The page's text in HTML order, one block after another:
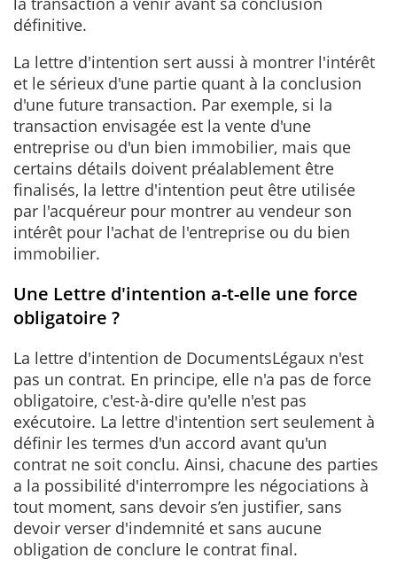
définitive.
La lettre d'intention sert aussi à montrer l'intérêt
et le sérieux d'une partie quant à la conclusion
d'une future transaction. Par exemple, si la
transaction envisagée est la vente d'une
entreprise ou d'un bien immobilier, mais que
certains détails doivent préalablement être
finalisés, la lettre d'intention peut être utilisée
par l'acquéreur pour montrer au vendeur son
intérêt pour l'achat de l'entreprise ou du bien
immobilier.
Une Lettre d'intention a-t-elle une force
obligatoire ?
La lettre d'intention de DocumentsLégaux n'est
pas un contrat. En principe, elle n'a pas de force
obligatoire, c'est-à-dire qu'elle n'est pas
exécutoire. La lettre d'intention sert seulement à
définir les termes d'un accord avant qu'un
contrat ne soit conclu. Ainsi, chacune des parties
a la possibilité d'interrompre les négociations à
tout moment, sans devoir s’en justifier, sans
devoir verser d'indemnité et sans aucune
obligation de conclure le contrat final.